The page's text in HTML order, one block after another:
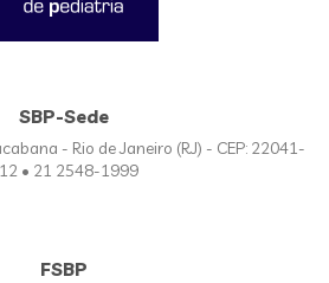
SBP-Sede
- Rio de Janeiro (RJ) - CEP: 22041-
• 21 2548-1999
FSBP